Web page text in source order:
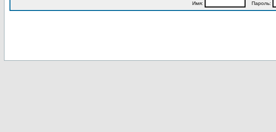
Имя: Пароль: